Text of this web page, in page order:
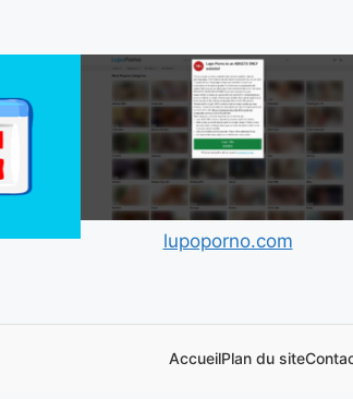
lupoporno.com
AccueilPlan du site